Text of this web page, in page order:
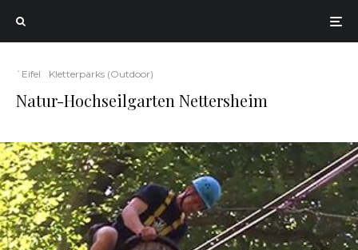
`Eifel Kletterparks (Outdoor)
Natur-Hochseilgarten Nettersheim